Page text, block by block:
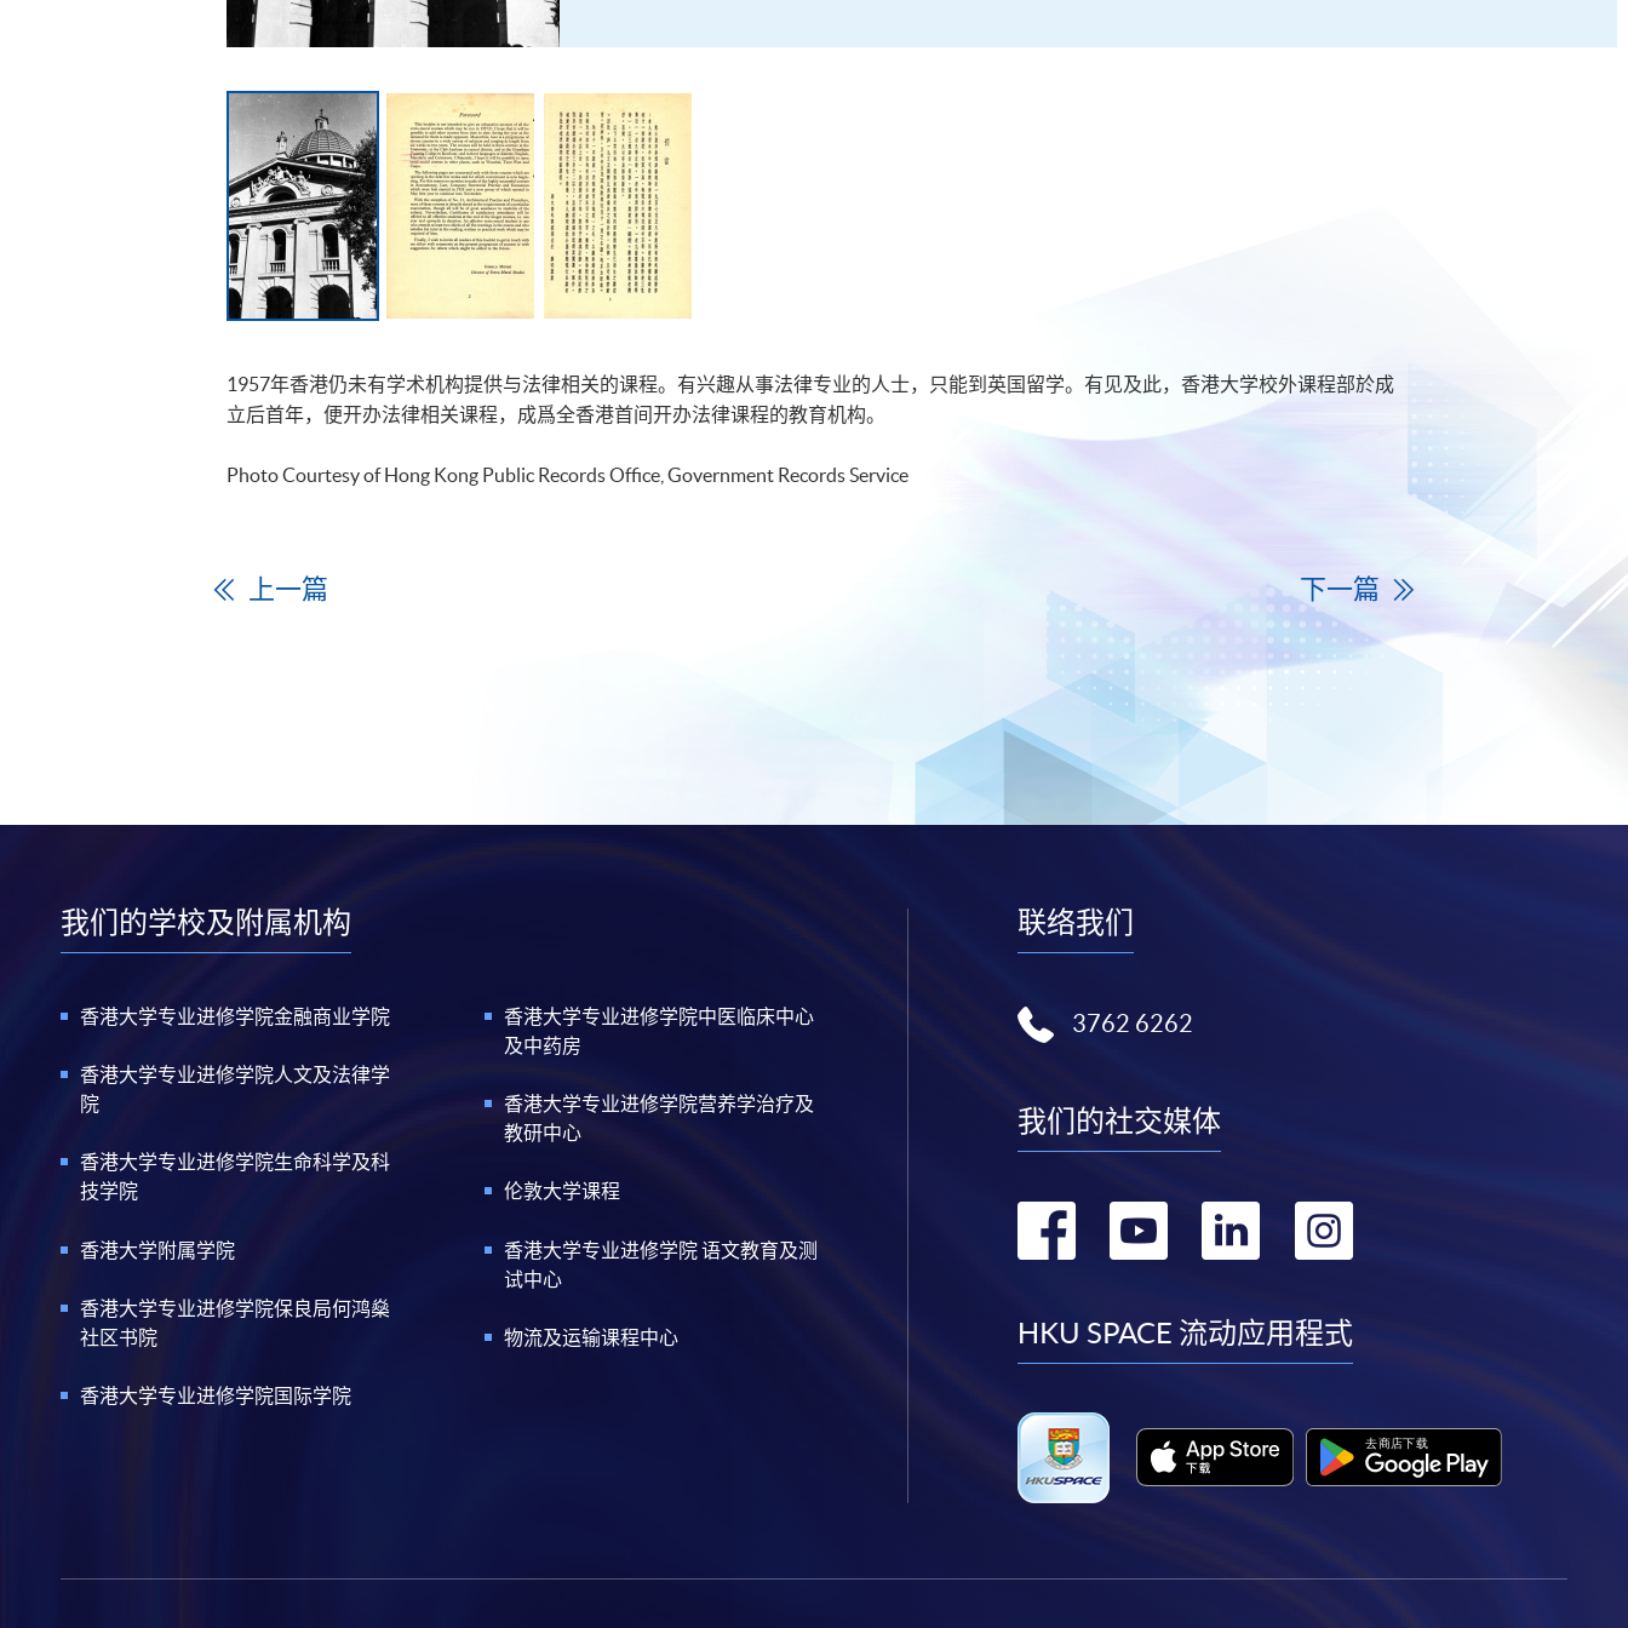
1957年香港仍未有学术机构提供与法律相关的课程。有兴趣从事法律专业的人士，只能到英国留学。有见及此，香港大学校外课程部於成
立后首年，便开办法律相关课程，成爲全香港首间开办法律课程的教育机构。
Photo Courtesy of Hong Kong Public Records Office, Government Records Service
上一篇 下一篇
我们的学校及附属机构
香港大学专业进修学院金融商业学院
香港大学专业进修学院人文及法律学
院
香港大学专业进修学院生命科学及科
技学院
香港大学附属学院
香港大学专业进修学院保良局何鸿燊
社区书院
香港大学专业进修学院国际学院
香港大学专业进修学院中医临床中心
及中药房
香港大学专业进修学院营养学治疗及
教研中心
伦敦大学课程
香港大学专业进修学院 语文教育及测
试中心
物流及运输课程中心
联络我们
3762 6262
我们的社交媒体
转
facebook
转
youtube
转
linkedin
转
instagram
HKU SPACE 流动应用程式